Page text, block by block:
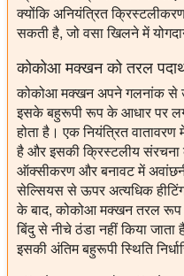
क्योंकि अनियंत्रित
सकती है, जो वसा खिलने में
कोकोआ मक्खन को तरल
कोकोआ मक्खन अपने गलनांक से
इसके बहुरूपी रूप के आधार पर
होता है। एक नियंत्रित वातावरण
है और इसकी क्रिस्टलीय संरचना
ऑक्सीकरण और बनावट में
सेल्सियस से ऊपर अत्यधिक
के बाद, कोकोआ मक्खन तरल
बिंदु से नीचे ठंडा नहीं किया
इसकी अंतिम बहुरूपी स्थिति